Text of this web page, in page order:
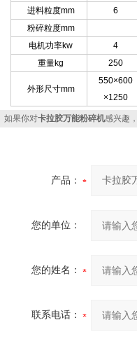
进料粒度mm
6
粉碎粒度mm
电机功率kw
4
重量kg
250
外形尺寸mm
550×600
×1250
如果你对卡拉胶万能粉碎机感兴趣
产品：
您的单位：
您的姓名：
联系电话：